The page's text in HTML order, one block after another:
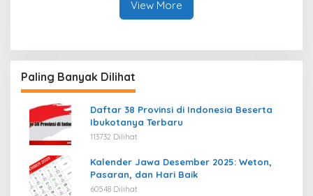
View More
Paling Banyak Dilihat
Daftar 38 Provinsi di Indonesia Beserta
Ibukotanya Terbaru
113732 Dilihat
Kalender Jawa Desember 2025: Weton,
Pasaran, dan Hari Baik
60548 Dilihat